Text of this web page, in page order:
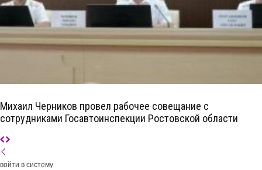
Михаил Черников провел рабочее совещание с
сотрудниками Госавтоинспекции Ростовской области
войти в систему